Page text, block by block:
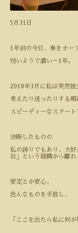
5 月 31 日
1 年前の今日、奏をオー
短いようで濃い～ 1 年。
2018年3 月に私は突然独
考えたり迷ったりする暇
スピーディーなスタート
決断したものの
私の誇りでもあり、大
社」という組織から離れ
安定とか安心、
色んなものを手放し、
「ここを出たら私に何